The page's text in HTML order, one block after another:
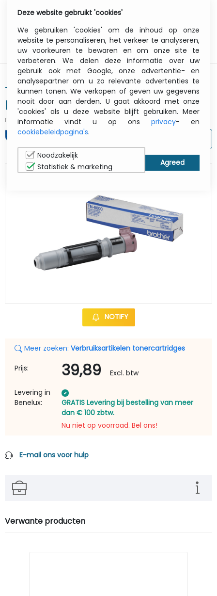
Toner Cartridge - Tn8000 - 2200
Pages - Black
ITCurry #:07352455| Article #: TN8000
NOTIFY
Meer zoeken: Verbruiksartikelen tonercartridges
Prijs: 39,89
Excl. btw
Levering in
Benelux:
GRATIS Levering bij bestelling van meer
dan € 100 zbtw.
Nu niet op voorraad. Bel ons!
E-mail ons voor hulp
Verwante producten
Deze website gebruikt 'cookies'
We gebruiken 'cookies' om de inhoud op onze
website te personaliseren, het verkeer te analyseren,
uw voorkeuren te bewaren en om onze site te
verbeteren. We delen deze informatie over uw
gebruik ook met Google, onze advertentie- en
analysepartner om u zo relevante advertenties te
kunnen tonen. We verkopen of geven uw gegevens
nooit door aan derden. U gaat akkoord met onze
'cookies' als u deze website blijft gebruiken. Meer
informatie vindt u op ons privacy- en
cookiebeleidpagina's.
Noodzakelijk
Statistiek & marketing